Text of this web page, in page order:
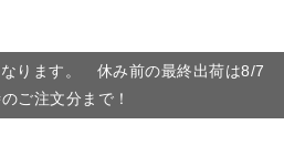
ります。 休み前の最終出荷は8/7
ご注文分まで！